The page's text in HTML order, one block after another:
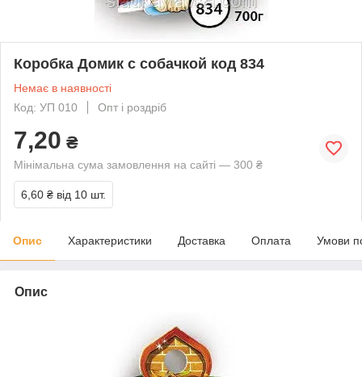
Коробка Домик с собачкой код 834
Немає в наявності
Код: УП 010
Опт і роздріб
7,20 ₴
Мінімальна сума замовлення на сайті — 300 ₴
6,60 ₴ від 10 шт.
Опис Характеристики Доставка Оплата Умови
Опис